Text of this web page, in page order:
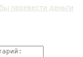
перевести деньги